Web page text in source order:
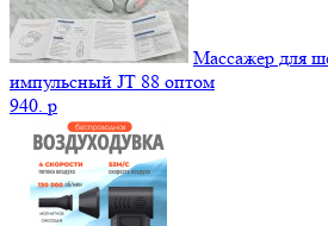
Массажер для
импульсный JT 88 оптом
940. p